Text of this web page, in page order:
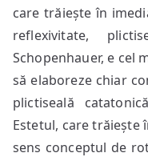
care trăiește în
reflexivitate,
Schopenhauer, e cel
să elaboreze chiar
plictiseală
Estetul, care trăiește
sens conceptul de